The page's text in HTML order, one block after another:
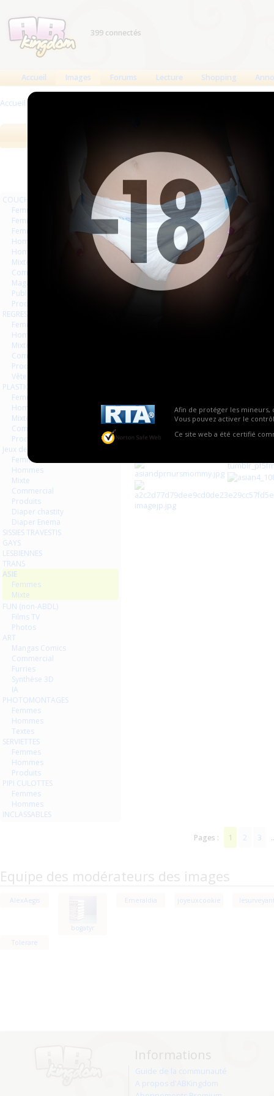
Afin de protéger les mineurs,
Vous pouvez activer le
Ce site web a été certifié
399 connectés
Accueil Images Forums Lecture Shopping
Accueil >
COUCHES
Femmes
Femmes séries et rafales
Femmes vintage
Hommes séries et rafales
Hommes
Mixte
Commercial
Magazines Livres
Publicités
Produits
REGRESSION AGEPLAYER
Femmes
Hommes
Mixte
Commercial
Produits
Vêtements
PLASTIQUE LATEX
Femmes
Hommes
Mixte
Commercial
Produits
Jeux de contraintes
Femmes
Hommes
Mixte
Commercial
Produits
Diaper chastity
Diaper Enema
SISSIES TRAVESTIS
GAYS
LESBIENNES
TRANS
ASIE
Femmes
Mixte
FUN (non-ABDL)
Films TV
Photos
ART
Mangas Comics
Commercial
Furries
Synthèse 3D
IA
PHOTOMONTAGES
Femmes
Hommes
Textes
SERVIETTES
Femmes
Hommes
Produits
PIPI CULOTTES
Femmes
Hommes
INCLASSABLES
Pages : 1 2 3
Equipe des modérateurs des images
AlexAegis
bogatyr
Emeraldia joyeuxcookie
Tolerare
Informations
Guide de la communauté
A propos d'ABKingdom